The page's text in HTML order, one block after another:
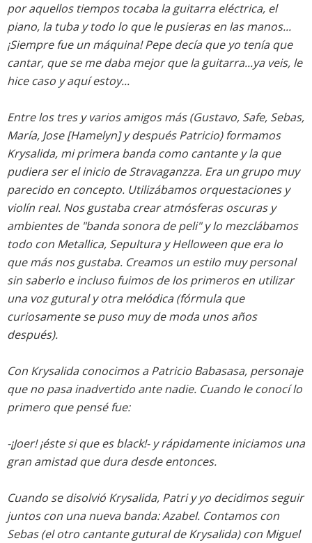
por aquellos tiempos tocaba la guitarra eléctrica, el
piano, la tuba y todo lo que le pusieras en las manos...
¡Siempre fue un máquina! Pepe decía que yo tenía que
cantar, que se me daba mejor que la guitarra...ya veis, le
hice caso y aquí estoy...
Entre los tres y varios amigos más (Gustavo, Safe, Sebas,
María, Jose [Hamelyn] y después Patricio) formamos
Krysalida, mi primera banda como cantante y la que
pudiera ser el inicio de Stravaganzza. Era un grupo muy
parecido en concepto. Utilizábamos orquestaciones y
violín real. Nos gustaba crear atmósferas oscuras y
ambientes de "banda sonora de peli" y lo mezclábamos
todo con Metallica, Sepultura y Helloween que era lo
que más nos gustaba. Creamos un estilo muy personal
sin saberlo e incluso fuimos de los primeros en utilizar
una voz gutural y otra melódica (fórmula que
curiosamente se puso muy de moda unos años
después).
Con Krysalida conocimos a Patricio Babasasa, personaje
que no pasa inadvertido ante nadie. Cuando le conocí lo
primero que pensé fue:
-¡Joer! ¡éste si que es black!- y rápidamente iniciamos una
gran amistad que dura desde entonces.
Cuando se disolvió Krysalida, Patri y yo decidimos seguir
juntos con una nueva banda: Azabel. Contamos con
Sebas (el otro cantante gutural de Krysalida) con Miguel